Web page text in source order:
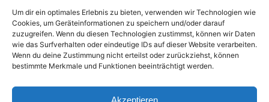
Um dir ein optimales Erlebnis zu bieten, verwenden wir Technologien wie
Cookies, um Geräteinformationen zu speichern und/oder darauf
zuzugreifen. Wenn du diesen Technologien zustimmst, können wir Daten
wie das Surfverhalten oder eindeutige IDs auf dieser Website verarbeiten.
Wenn du deine Zustimmung nicht erteilst oder zurückziehst, können
bestimmte Merkmale und Funktionen beeinträchtigt werden.
Akzeptieren
Herzlich willkommen! Ich bin Max, ein Informatiker mit
über 15 Jahren Berufserfahrung. Hier teile ich meine
Leidenschaften, Erlebnisse und Perspektiven. Ich lade
dich ein, gemeinsam mit mir auf eine Entdeckungsreise